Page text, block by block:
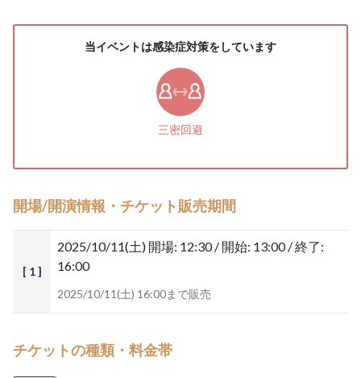
当イベントは感染症対策をしています
三密回避
開場/開演情報・チケット販売期間
[ 1 ]
2025/10/11(土) 開場: 12:30 / 開始: 13:00 / 終了:
16:00
2025/10/11(土) 16:00まで販売
チケットの種類・料金帯